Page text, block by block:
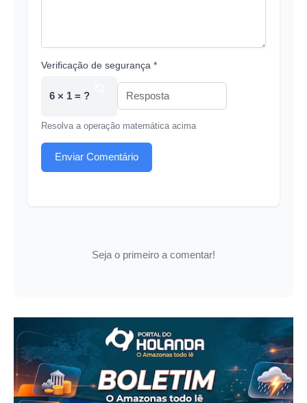
Verificação de segurança *
6 × 1 = ?
Resolva a operação matemática acima
Enviar Comentário
Seja o primeiro a comentar!